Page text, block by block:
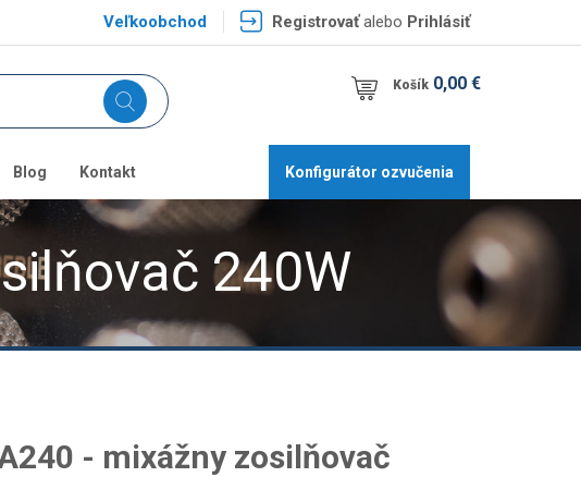
Veľkoobchod Registrovaťalebo Prihlásiť
Košík 0,00 €
Blog Kontakt Konfigurátor ozvučenia
240W
- mixážny zosilňovač